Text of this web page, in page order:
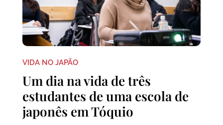
VIDA NO JAPÃO
Um dia na vida de três
estudantes de uma escola de
japonês em Tóquio